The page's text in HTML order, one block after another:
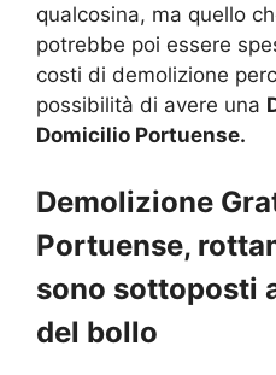
qualcosina, ma quello
potrebbe poi essere
costi di demolizione
possibilità di avere una
Domicilio Portuense.
Demolizione
Portuense,
sono sottoposti
del bollo